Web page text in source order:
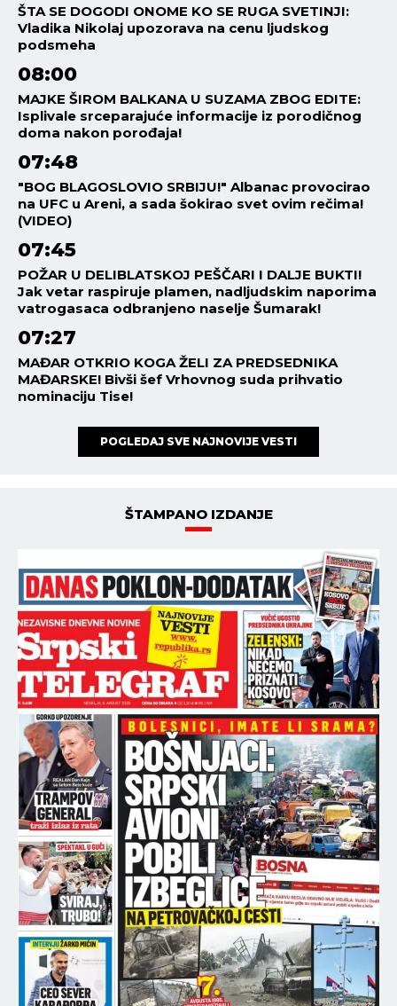
ŠTA SE DOGODI ONOME KO SE RUGA SVETINJI:
Vladika Nikolaj upozorava na cenu ljudskog
podsmeha
08:00
MAJKE ŠIROM BALKANA U SUZAMA ZBOG EDITE:
Isplivale srceparajuće informacije iz porodičnog
doma nakon porođaja!
07:48
"BOG BLAGOSLOVIO SRBIJU!" Albanac provocirao
na UFC u Areni, a sada šokirao svet ovim rečima!
(VIDEO)
07:45
POŽAR U DELIBLATSKOJ PEŠČARI I DALJE BUKTI!
Jak vetar raspiruje plamen, nadljudskim naporima
vatrogasaca odbranjeno naselje Šumarak!
07:27
MAĐAR OTKRIO KOGA ŽELI ZA PREDSEDNIKA
MAĐARSKE! Bivši šef Vrhovnog suda prihvatio
nominaciju Tise!
POGLEDAJ SVE NAJNOVIJE VESTI
ŠTAMPANO IZDANJE